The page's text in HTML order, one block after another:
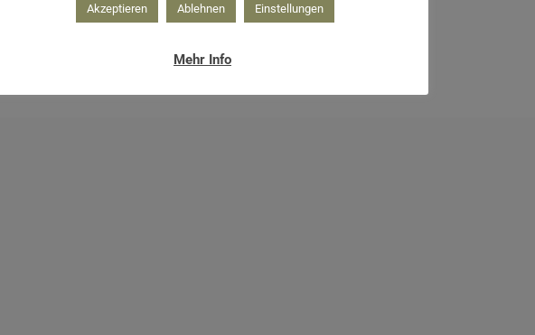
Akzeptieren Ablehnen Einstellungen
Mehr Info